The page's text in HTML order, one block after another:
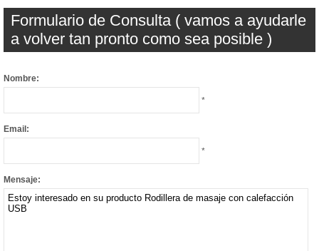
Formulario de Consulta ( vamos a ayudarle
a volver tan pronto como sea posible )
Nombre:
*
Email:
*
Mensaje: